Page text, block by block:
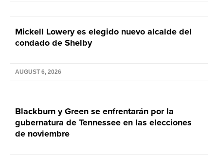
Mickell Lowery es elegido nuevo alcalde del
condado de Shelby
AUGUST 6, 2026
Blackburn y Green se enfrentarán por la
gubernatura de Tennessee en las elecciones
de noviembre